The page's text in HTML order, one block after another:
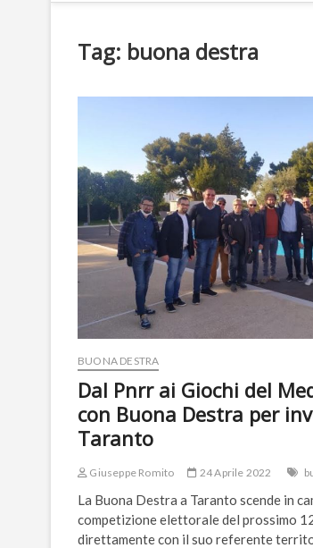
Tag: buona destra
BUONA DESTRA
Dal Pnrr ai Giochi del
con Buona Destra per
Taranto
Giuseppe Romito 24 Aprile 2022
La Buona Destra a Taranto scende in
competizione elettorale del prossimo
direttamente con il suo referente